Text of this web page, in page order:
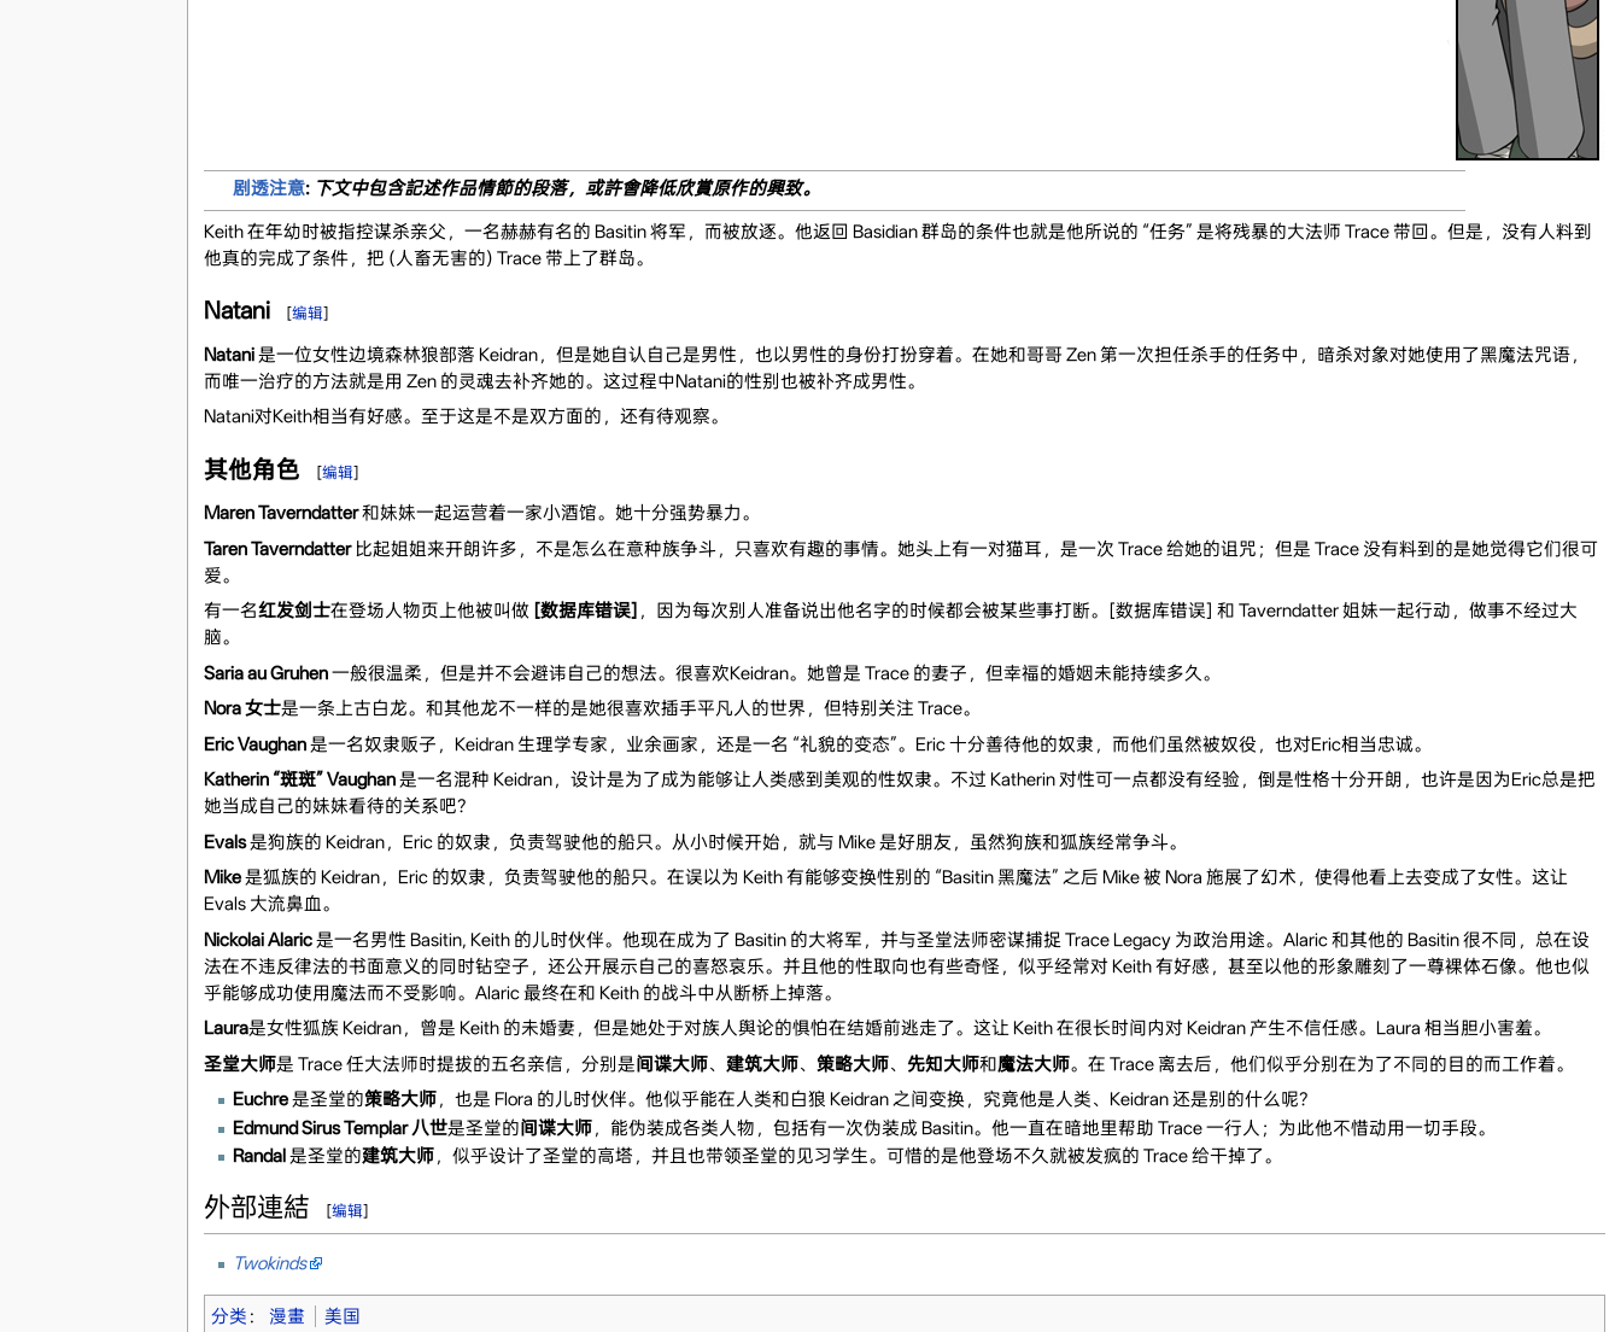
剧透注意: 下文中包含記述作品情節的段落，或許會降低欣賞原作的興致。
Keith 在年幼时被指控谋杀亲父，一名赫赫有名的 Basitin 将军，而被放逐。他返回 Basidian 群岛的条件也就是他所说的 “任务” 是将残暴的大法师 Trace 带回。但是，没有人料到
他真的完成了条件，把 (人畜无害的) Trace 带上了群岛。
Natani [编辑]
Natani是一位女性边境森林狼部落 Keidran，但是她自认自己是男性，也以男性的身份打扮穿着。在她和哥哥 Zen 第一次担任杀手的任务中，暗杀对象对她使用了黑魔法咒语，
而唯一治疗的方法就是用 Zen 的灵魂去补齐她的。这过程中Natani的性别也被补齐成男性。
Natani对Keith相当有好感。至于这是不是双方面的，还有待观察。
其他角色 [编辑]
Maren Taverndatter和妹妹一起运营着一家小酒馆。她十分强势暴力。
Taren Taverndatter比起姐姐来开朗许多，不是怎么在意种族争斗，只喜欢有趣的事情。她头上有一对猫耳，是一次 Trace 给她的诅咒；但是 Trace 没有料到的是她觉得它们很可
爱。
有一名红发剑士在登场人物页上他被叫做 [数据库错误] ，因为每次别人准备说出他名字的时候都会被某些事打断。[数据库错误] 和 Taverndatter 姐妹一起行动，做事不经过大
脑。
Saria au Gruhen一般很温柔，但是并不会避讳自己的想法。很喜欢Keidran。她曾是 Trace 的妻子，但幸福的婚姻未能持续多久。
Nora 女士是一条上古白龙。和其他龙不一样的是她很喜欢插手平凡人的世界，但特别关注 Trace。
Eric Vaughan是一名奴隶贩子，Keidran 生理学专家，业余画家，还是一名 “礼貌的变态”。Eric 十分善待他的奴隶，而他们虽然被奴役，也对Eric相当忠诚。
Katherin “斑斑” Vaughan是一名混种 Keidran，设计是为了成为能够让人类感到美观的性奴隶。不过 Katherin 对性可一点都没有经验，倒是性格十分开朗，也许是因为Eric总是把
她当成自己的妹妹看待的关系吧？
Evals是狗族的 Keidran，Eric 的奴隶，负责驾驶他的船只。从小时候开始，就与 Mike 是好朋友，虽然狗族和狐族经常争斗。
Mike是狐族的 Keidran，Eric 的奴隶，负责驾驶他的船只。在误以为 Keith 有能够变换性别的 “Basitin 黑魔法” 之后 Mike 被 Nora 施展了幻术，使得他看上去变成了女性。这让
Evals 大流鼻血。
Nickolai Alaric是一名男性 Basitin, Keith 的儿时伙伴。他现在成为了 Basitin 的大将军，并与圣堂法师密谋捕捉 Trace Legacy 为政治用途。Alaric 和其他的 Basitin 很不同，总在设
法在不违反律法的书面意义的同时钻空子，还公开展示自己的喜怒哀乐。并且他的性取向也有些奇怪，似乎经常对 Keith 有好感，甚至以他的形象雕刻了一尊裸体石像。他也似
乎能够成功使用魔法而不受影响。Alaric 最终在和 Keith 的战斗中从断桥上掉落。
Laura是女性狐族 Keidran，曾是 Keith 的未婚妻，但是她处于对族人舆论的惧怕在结婚前逃走了。这让 Keith 在很长时间内对 Keidran 产生不信任感。Laura 相当胆小害羞。
圣堂大师是 Trace 任大法师时提拔的五名亲信，分别是间谍大师、 建筑大师、 策略大师、 先知大师和魔法大师。在 Trace 离去后，他们似乎分别在为了不同的目的而工作着。
Euchre是圣堂的策略大师，也是 Flora 的儿时伙伴。他似乎能在人类和白狼 Keidran 之间变换，究竟他是人类、Keidran 还是别的什么呢？
Edmund Sirus Templar 八世是圣堂的间谍大师，能伪装成各类人物，包括有一次伪装成 Basitin。他一直在暗地里帮助 Trace 一行人；为此他不惜动用一切手段。
Randal是圣堂的建筑大师，似乎设计了圣堂的高塔，并且也带领圣堂的见习学生。可惜的是他登场不久就被发疯的 Trace 给干掉了。
外部連結 [编辑]
Twokinds
分类 ： 漫畫 美国